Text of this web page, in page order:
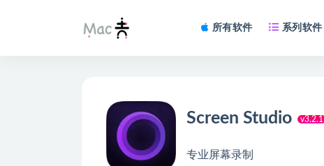
所有软件 系列软件
Screen Studio v3.2.1
专业屏幕录制